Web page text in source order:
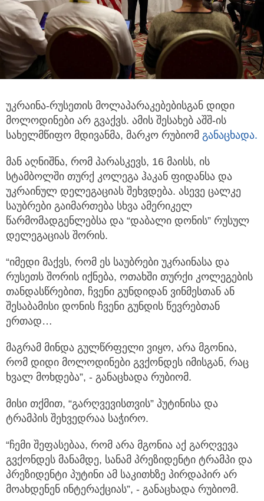
უკრაინა-რუსეთის მოლაპარაკებებისგან დიდი
მოლოდინები არ გვაქვს. ამის შესახებ აშშ-ის
სახელმწიფო მდივანმა, მარკო რუბიომ განაცხადა.
მან აღნიშნა, რომ პარასკევს, 16 მაისს, ის
სტამბოლში თურქ კოლეგა ჰაკან ფიდანსა და
უკრაინულ დელეგაციას შეხვდება. ასევე ცალკე
საუბრები გაიმართება სხვა ამერიკელ
წარმომადგენლებსა და “დაბალი დონის” რუსულ
დელეგაციას შორის.
“იმედი მაქვს, რომ ეს საუბრები უკრაინასა და
რუსეთს შორის იქნება, ოთახში თურქი კოლეგების
თანდასწრებით, ჩვენი გუნდიდან ვინმესთან ან
შესაბამისი დონის ჩვენი გუნდის წევრებთან
ერთად…
მაგრამ მინდა გულწრფელი ვიყო, არა მგონია,
რომ დიდი მოლოდინები გვქონდეს იმისგან, რაც
ხვალ მოხდება”, - განაცხადა რუბიომ.
მისი თქმით, “გარღვევისთვის” პუტინისა და
ტრამპის შეხვედრაა საჭირო.
“ჩემი შეფასებაა, რომ არა მგონია აქ გარღვევა
გვქონდეს მანამდე, სანამ პრეზიდენტი ტრამპი და
პრეზიდენტი პუტინი ამ საკითხზე პირდაპირ არ
მოახდენენ ინტერაქციას”, - განაცხადა რუბიომ.